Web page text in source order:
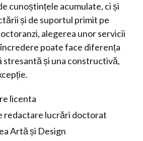
cunoștințele acumulate, ci și
și de suportul primit pe
alegerea unor servicii
poate face diferența
stresantă și una constructivă,
licenta
redactare lucrări doctorat
Artă și Design